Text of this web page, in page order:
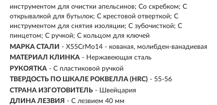
инструментом для очистки апельсинов; Со скребком; С
открывалкой для бутылок; С крестовой отверткой; С
инструментом для снятия изоляции; С зубочисткой; С
пинцетом; С ручкой; С кольцом для ключей
МАРКА СТАЛИ - X55CrMo14 - кованая, молибден-ванадиевая
МАТЕРИАЛ КЛИНКА - Нержавеющая сталь
РУКОЯТКА - С пластиковой ручкой
ТВЕРДОСТЬ ПО ШКАЛЕ РОКВЕЛЛА (HRC) - 55-56
СТРАНА ИЗГОТОВИТЕЛЬ - Швейцария
ДЛИНА ЛЕЗВИЯ - С лезвием 40 мм